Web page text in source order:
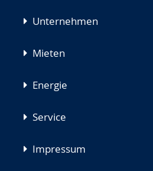
Unternehmen
Mieten
Energie
Service
Impressum